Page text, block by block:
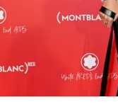
PRINCIPATO
MONACO